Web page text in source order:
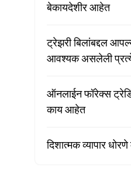
बेकायदेशीर आहेत
ट्रेझरी बिलांबद्दल
आवश्यक असलेली
ऑनलाईन फॉरेक्स
काय आहेत
दिशात्मक व्यापार